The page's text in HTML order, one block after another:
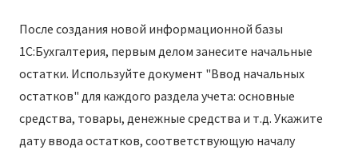
После создания новой информационной базы
1С:Бухгалтерия, первым делом занесите начальные
остатки. Используйте документ "Ввод начальных
остатков" для каждого раздела учета: основные
средства, товары, денежные средства и т.д. Укажите
дату ввода остатков, соответствующую началу